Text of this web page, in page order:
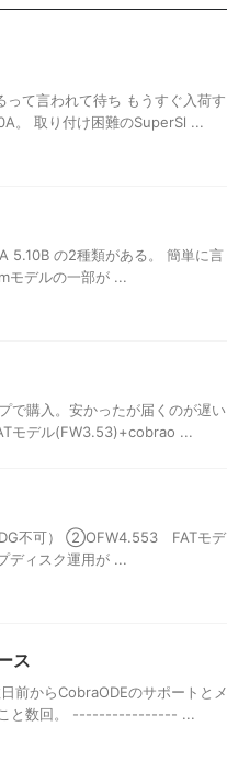
って言われて待ち もうすぐ入荷す
。 取り付け困難のSuperSl ...
5.10B の2種類がある。 簡単に言
モデルの一部が ...
で購入。安かったが届くのが遅い
モデル(FW3.53)+cobrao ...
不可） ②OFW4.553 FATモデ
ディスク運用が ...
ス
前からCobraODEのサポートとメ
こと数回。 ---------------- ...